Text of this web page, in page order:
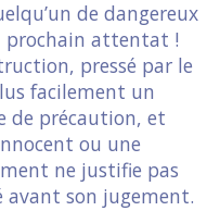
de dangereux
attentat !
pressé par le
facilement un
de précaution, et
ou une
ne justifie pas
avant son jugement.